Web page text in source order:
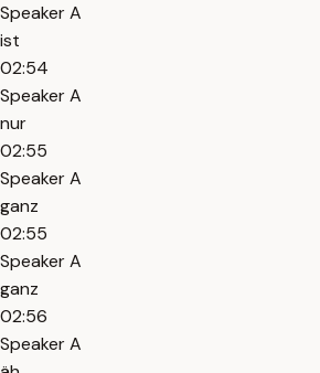
Speaker A
ist
02:54
Speaker A
nur
02:55
Speaker A
ganz
02:55
Speaker A
ganz
02:56
Speaker A